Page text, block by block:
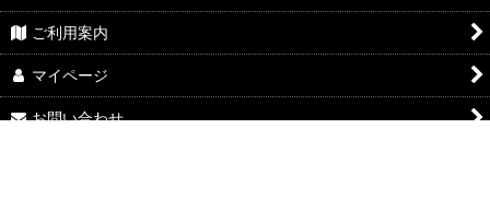
ご利用案内
マイページ
お問い合わせ